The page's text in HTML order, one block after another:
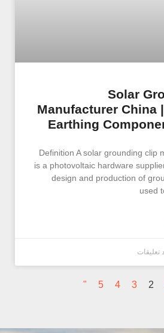
Solar
Manufacturer China
Earthing
Definition A solar grounding clip
is a photovoltaic hardware
design and production of
used
تعليقات
2
3
4
5
"